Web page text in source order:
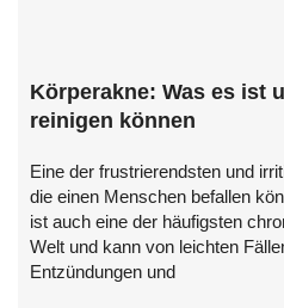
Körperakne: Was es ist
reinigen können
Eine der frustrierendsten und
die einen Menschen befallen
ist auch eine der häufigsten
Welt und kann von leichten
Entzündungen und